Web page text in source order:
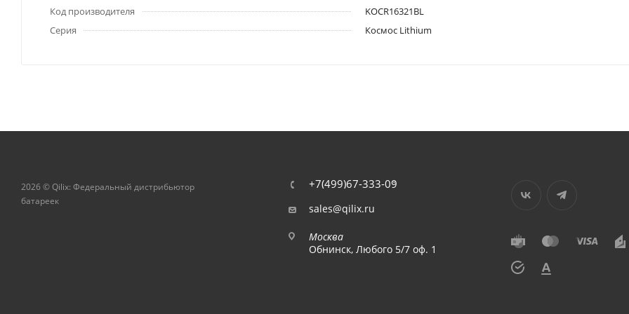
Код производителя
KOCR16321BL
Серия
Космос Lithium
2026 © Qilix: Федеральный дистрибьютор
батареек
+7(499)67-333-09
sales@qilix.ru
Москва
Обнинск, Любого 5/7 оф. 1